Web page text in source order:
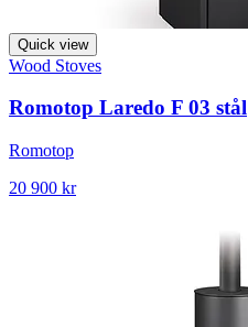
Quick view
Wood Stoves
Romotop Laredo F 03 stål
Romotop
20 900 kr